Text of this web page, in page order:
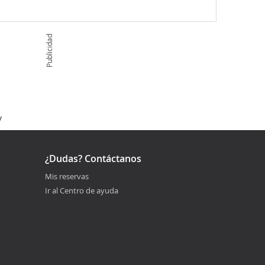
Publicidad
¿Dudas? Contáctanos
Mis reservas
Ir al Centro de ayuda